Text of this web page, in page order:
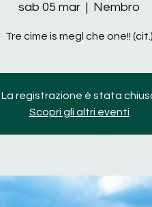
sab 05 mar
  |
Nembro
Tre cime is megl che one!! (cit.)
La registrazione è stata
Scopri gli altri eventi